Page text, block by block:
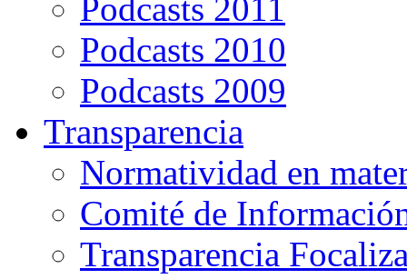
Podcasts 2011
Podcasts 2010
Podcasts 2009
Transparencia
Normatividad en
Comité de
Transparencia